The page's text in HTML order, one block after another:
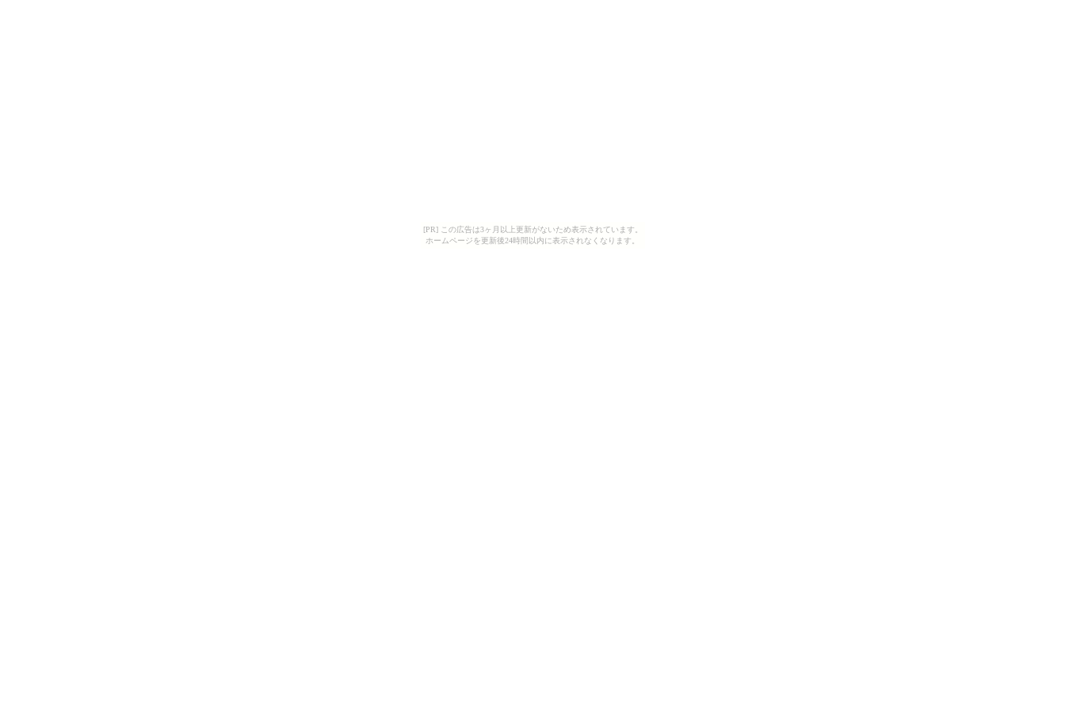
[PR] この広告は3ヶ月以上更新がないため表示されています。
ホームページを更新後24時間以内に表示されなくなります。